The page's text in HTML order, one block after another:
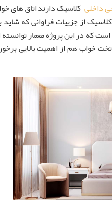
داخلی کلاسیک دارند اتاق های
از جزییات فراوانی
که در این پروژه معمار
خواب هم از اهمیت بالایی